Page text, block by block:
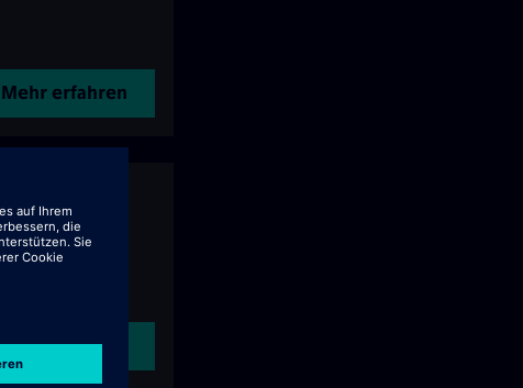
Mehr erfahren
Mehr erfahren